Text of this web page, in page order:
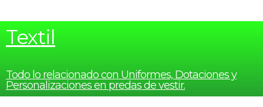
Textil
Todo lo relacionado con Uniformes, Dotaciones y
Personalizaciones en predas de vestir.